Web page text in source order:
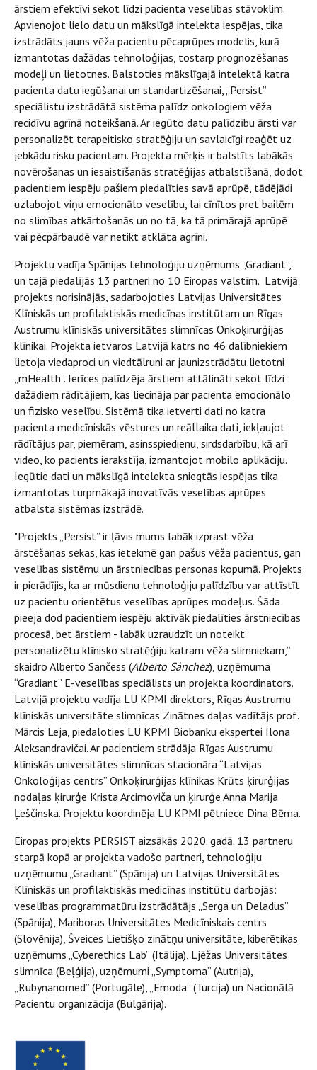
ārstiem efektīvi sekot līdzi pacienta veselības stāvoklim.
Apvienojot lielo datu un mākslīgā intelekta iespējas, tika
izstrādāts jauns vēža pacientu pēcaprūpes modelis, kurā
izmantotas dažādas tehnoloģijas, tostarp prognozēšanas
modeļi un lietotnes. Balstoties mākslīgajā intelektā katra
pacienta datu iegūšanai un standartizēšanai, „Persist”
speciālistu izstrādātā sistēma palīdz onkologiem vēža
recidīvu agrīnā noteikšanā. Ar iegūto datu palīdzību ārsti var
personalizēt terapeitisko stratēģiju un savlaicīgi reaģēt uz
jebkādu risku pacientam. Projekta mērķis ir balstīts labākās
novērošanas un iesaistīšanās stratēģijas atbalstīšanā, dodot
pacientiem iespēju pašiem piedalīties savā aprūpē, tādējādi
uzlabojot viņu emocionālo veselību, lai cīnītos pret bailēm
no slimības atkārtošanās un no tā, ka tā primārajā aprūpē
vai pēcpārbaudē var netikt atklāta agrīni.
Projektu vadīja Spānijas tehnoloģiju uzņēmums „Gradiant”,
un tajā piedalījās 13 partneri no 10 Eiropas valstīm. Latvijā
projekts norisinājās, sadarbojoties Latvijas Universitātes
Klīniskās un profilaktiskās medicīnas institūtam un Rīgas
Austrumu klīniskās universitātes slimnīcas Onkoķirurģijas
klīnikai. Projekta ietvaros Latvijā katrs no 46 dalībniekiem
lietoja viedaproci un viedtālruni ar jaunizstrādātu lietotni
„mHealth”. Ierīces palīdzēja ārstiem attālināti sekot līdzi
dažādiem rādītājiem, kas liecināja par pacienta emocionālo
un fizisko veselību. Sistēmā tika ietverti dati no katra
pacienta medicīniskās vēstures un reāllaika dati, iekļaujot
rādītājus par, piemēram, asinsspiedienu, sirdsdarbību, kā arī
video, ko pacients ierakstīja, izmantojot mobilo aplikāciju.
Iegūtie dati un mākslīgā intelekta sniegtās iespējas tika
izmantotas turpmākajā inovatīvās veselības aprūpes
atbalsta sistēmas izstrādē.
"Projekts „Persist” ir ļāvis mums labāk izprast vēža
ārstēšanas sekas, kas ietekmē gan pašus vēža pacientus, gan
veselības sistēmu un ārstniecības personas kopumā. Projekts
ir pierādījis, ka ar mūsdienu tehnoloģiju palīdzību var attīstīt
uz pacientu orientētus veselības aprūpes modeļus. Šāda
pieeja dod pacientiem iespēju aktīvāk piedalīties ārstniecības
procesā, bet ārstiem - labāk uzraudzīt un noteikt
personalizētu klīnisko stratēģiju katram vēža slimniekam,”
skaidro Alberto Sančess (Alberto Sánchez), uzņēmuma
“Gradiant” E-veselības speciālists un projekta koordinators.
Latvijā projektu vadīja LU KPMI direktors, Rīgas Austrumu
klīniskās universitāte slimnīcas Zinātnes daļas vadītājs prof.
Mārcis Leja, piedaloties LU KPMI Biobanku ekspertei Ilona
Aleksandravičai. Ar pacientiem strādāja Rīgas Austrumu
klīniskās universitātes slimnīcas stacionāra “Latvijas
Onkoloģijas centrs” Onkoķirurģijas klīnikas Krūts ķirurģijas
nodaļas ķirurģe Krista Arcimoviča un ķirurģe Anna Marija
Ļeščinska. Projektu koordinēja LU KPMI pētniece Dina Bēma.
Eiropas projekts PERSIST aizsākās 2020. gadā. 13 partneru
starpā kopā ar projekta vadošo partneri, tehnoloģiju
uzņēmumu „Gradiant” (Spānija) un Latvijas Universitātes
Klīniskās un profilaktiskās medicīnas institūtu darbojās:
veselības programmatūru izstrādātājs „Serga un Deladus”
(Spānija), Mariboras Universitātes Medicīniskais centrs
(Slovēnija), Šveices Lietišķo zinātņu universitāte, kiberētikas
uzņēmums „Cyberethics Lab” (Itālija), Ljēžas Universitātes
slimnīca (Beļģija), uzņēmumi „Symptoma” (Autrija),
„Rubynanomed” (Portugāle), „Emoda” (Turcija) un Nacionālā
Pacientu organizācija (Bulgārija).